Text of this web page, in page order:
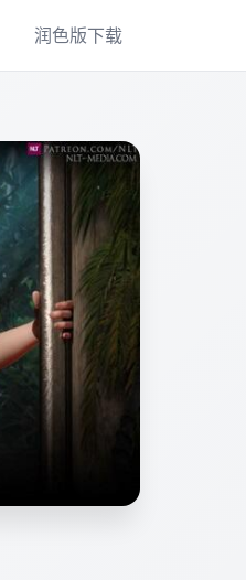
润色版下载